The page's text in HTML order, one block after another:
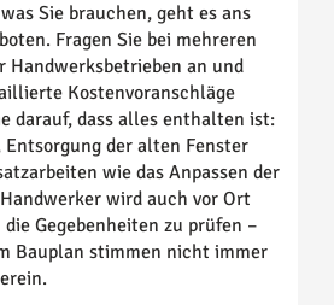
Sie brauchen, geht es ans
Fragen Sie bei mehreren
Handwerksbetrieben an und
Kostenvoranschläge
darauf, dass alles enthalten ist:
der alten Fenster
wie das Anpassen der
wird auch vor Ort
Gegebenheiten zu prüfen –
Bauplan stimmen nicht immer